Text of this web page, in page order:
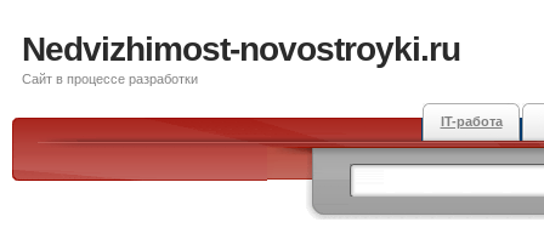
Nedvizhimost-novostroyki.ru
Сайт в процессе разработки
IT-работа